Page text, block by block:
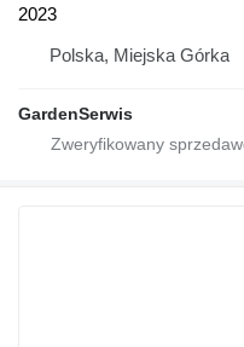
2023
Polska, Miejska Górka
GardenSerwis